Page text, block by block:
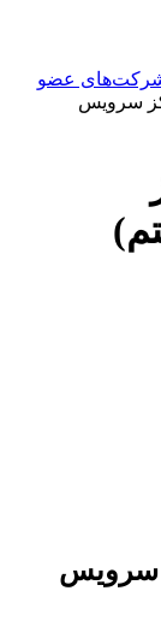
عضو
سرویس
سرویس